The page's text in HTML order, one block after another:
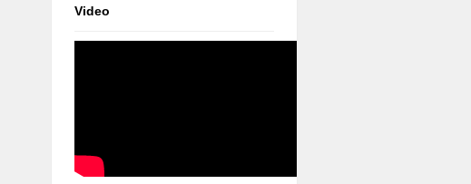
Video